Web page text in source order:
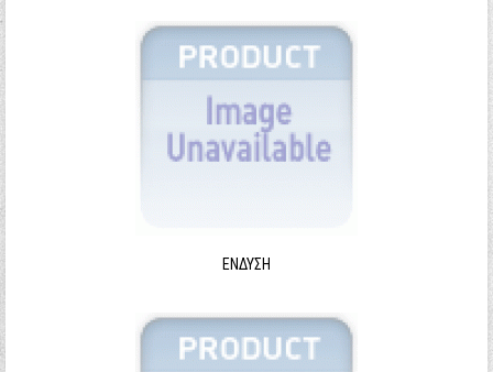
ΈΝΔΥΣΗ